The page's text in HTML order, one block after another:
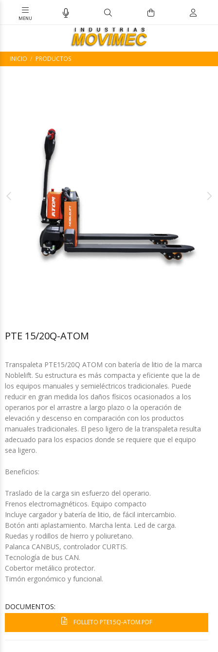
INICIO PRODUCTOS
PTE 15/20Q-ATOM
Transpaleta PTE15/20Q ATOM con batería de litio de la marca
Noblelift. Su estructura es más compacta y eficiente que la de
los equipos manuales y semieléctricos tradicionales. Puede
reducir en gran medida los daños físicos ocasionados a los
operarios por el arrastre a largo plazo o la operación de
elevación y descenso en comparación con los productos
manuales tradicionales. El peso ligero de la transpaleta resulta
adecuado para los espacios donde se requiere que el equipo
sea ligero.
Beneficios:
Traslado de la carga sin esfuerzo del operario.
Frenos electromagnéticos. Equipo compacto
Incluye cargador y batería de litio, de fácil intercambio.
Botón anti aplastamiento. Marcha lenta. Led de carga.
Ruedas y rodillos de hierro y poliuretano.
Palanca CANBUS, controlador CURTIS.
Tecnología de bus CAN.
Cobertor metálico protector.
Timón ergonómico y funcional.
DOCUMENTOS:
FOLLETO PTE15Q-ATOM.PDF